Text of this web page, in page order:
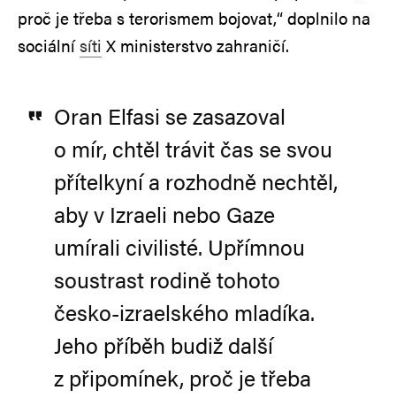
proč je třeba s terorismem bojovat,“ doplnilo na
sociálnísíti X ministerstvo zahraničí.
Oran Elfasi se zasazoval
o mír, chtěl trávit čas se svou
přítelkyní a rozhodně nechtěl,
aby v Izraeli nebo Gaze
umírali civilisté. Upřímnou
soustrast rodině tohoto
česko-izraelského mladíka.
Jeho příběh budiž další
z připomínek, proč je třeba